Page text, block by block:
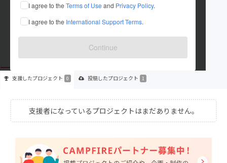
I agree to the Terms of Use and Privacy Policy.
I agree to the International Support Terms.
Continue
これまでに1件のプロジェクトを投稿しています
在住国：日本 現在地：大分県
出身国：日本 出身地：大分県
支援したプロジェクト 0 投稿したプロジェクト 1
支援者になっているプロジェクトはまだありません。